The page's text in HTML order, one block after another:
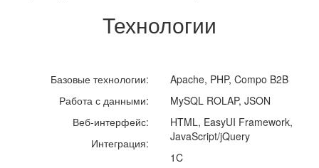
Технологии
Базовые технологии:
Работа с данными:
Веб-интерфейс:
Интеграция:
Apache, PHP, Compo B2B
MySQL ROLAP, JSON
HTML, EasyUI Framework,
JavaScript/jQuery
1C